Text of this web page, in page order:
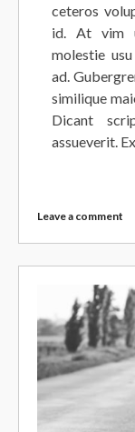
ceteros
id. At vim
molestie
ad.
similique
Dicant
assueverit.
Leave a comment